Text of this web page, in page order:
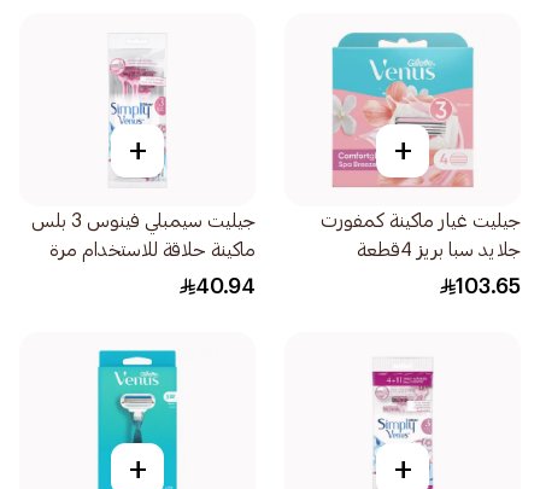
+
جيليت غيار ماكينة كمفورت
جلايد سبا بريز 4قطعة
103.65
+
جيليت سيمبلي فينوس 3 بلس
ماكينة حلاقة للاستخدام مرة
واحدة 4قطعة
40.94
+
+